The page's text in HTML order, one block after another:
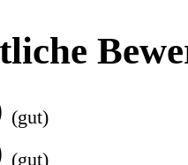
(gut)
(gut)